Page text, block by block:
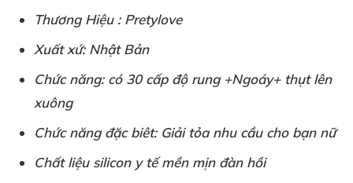
Thương Hiệu : Pretylove
Xuất xứ: Nhật Bản
Chức năng: có 30 cấp độ rung +Ngoáy+ thụt lên
xuông
Chức năng đặc biêt: Giải tỏa nhu cầu cho bạn nữ
Chất liệu silicon y tế mền mịn đàn hồi